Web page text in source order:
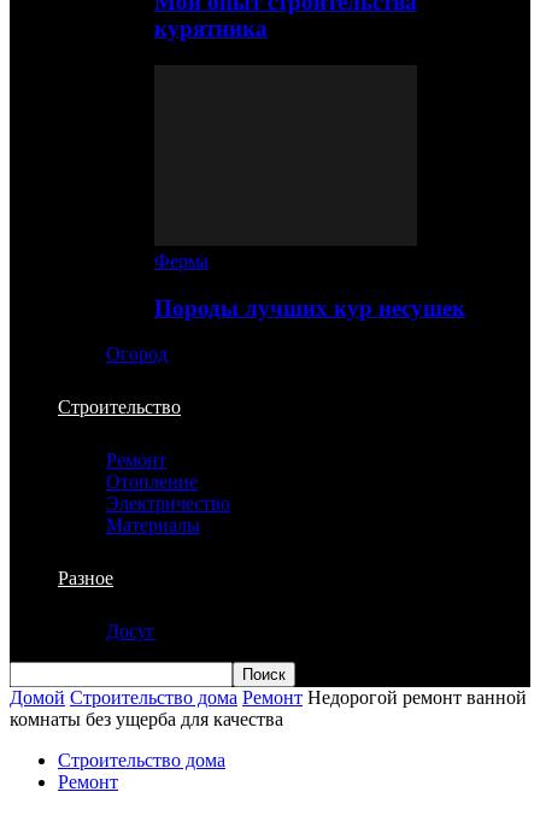
курятника
Ферма
Породы лучших кур несушек
Огород
Строительство
Ремонт
Отопление
Электричество
Материалы
Разное
Досуг
Домой Строительство дома Ремонт Недорогой ремонт ванной
комнаты без ущерба для качества
Строительство дома
Ремонт